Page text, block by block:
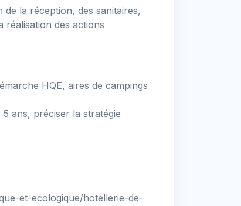
la réception, des sanitaires,
réalisation des actions
HQE, aires de campings
ans, préciser la stratégie
et-ecologique/hotellerie-de-